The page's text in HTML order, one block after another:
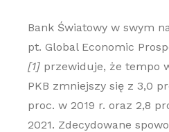
Bank Światowy w swym
pt. Global Economic
[1]przewiduje, że tempo
PKB zmniejszy się z 3,0
proc. w 2019 r. oraz 2,8
2021. Zdecydowane